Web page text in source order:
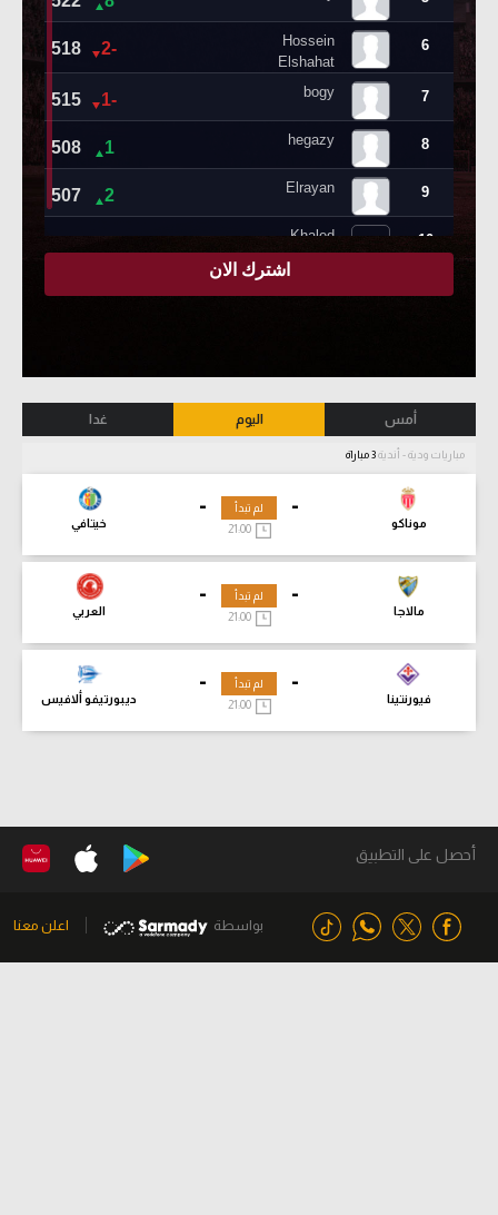
أمس اليوم غدا
مباريات ودية - أندية
-
موناكو
-
خيتافي
لم تبدأ
21:00
-
مالاجا
-
العربي
لم تبدأ
21:00
-
فيورنتينا
-
ديبورتيفو ألافيس
لم تبدأ
21:00
أحصل على التطبيق
بواسطة اعلن معنا